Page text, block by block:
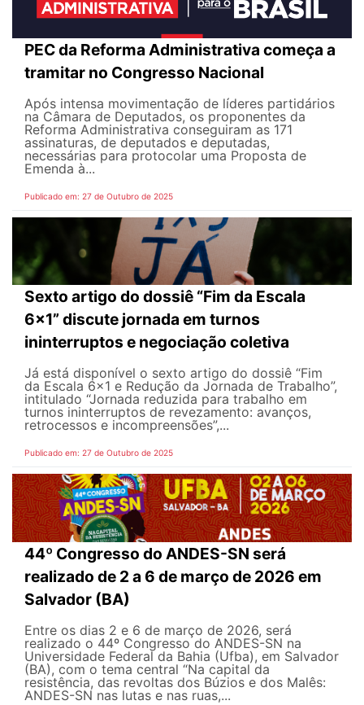
PEC da Reforma Administrativa começa a
tramitar no Congresso Nacional
Após intensa movimentação de líderes partidários
na Câmara de Deputados, os proponentes da
Reforma Administrativa conseguiram as 171
assinaturas, de deputados e deputadas,
necessárias para protocolar uma Proposta de
Emenda à...
Publicado em: 27 de Outubro de 2025
Sexto artigo do dossiê “Fim da Escala
6x1” discute jornada em turnos
ininterruptos e negociação coletiva
Já está disponível o sexto artigo do dossiê “Fim
da Escala 6x1 e Redução da Jornada de Trabalho”,
intitulado “Jornada reduzida para trabalho em
turnos ininterruptos de revezamento: avanços,
retrocessos e incompreensões”,...
Publicado em: 27 de Outubro de 2025
44º Congresso do ANDES-SN será
realizado de 2 a 6 de março de 2026 em
Salvador (BA)
Entre os dias 2 e 6 de março de 2026, será
realizado o 44º Congresso do ANDES-SN na
Universidade Federal da Bahia (Ufba), em Salvador
(BA), com o tema central “Na capital da
resistência, das revoltas dos Búzios e dos Malês:
ANDES-SN nas lutas e nas ruas,...